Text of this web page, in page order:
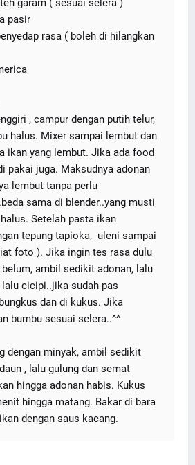
garam ( sesuai selera )
pasir
rasa ( boleh di hilangkan
, campur dengan putih telur,
halus. Mixer sampai lembut dan
ikan yang lembut. Jika ada food
pakai juga. Maksudnya adonan
lembut tanpa perlu
sama di blender..yang musti
Setelah pasta ikan
tepung tapioka, uleni sampai
foto ). Jika ingin tes rasa dulu
ambil sedikit adonan, lalu
lalu cicipi..jika sudah pas
dan di kukus. Jika
bumbu sesuai selera..^^
dengan minyak, ambil sedikit
, lalu gulung dan semat
hingga adonan habis. Kukus
hingga matang. Bakar di bara
dengan saus kacang.